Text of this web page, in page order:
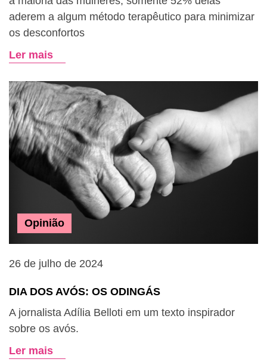
aderem a algum método terapêutico para minimizar
os desconfortos
Ler mais
Opinião
26 de julho de 2024
DIA DOS AVÓS: OS ODINGÁS
A jornalista Adília Belloti em um texto inspirador
sobre os avós.
Ler mais